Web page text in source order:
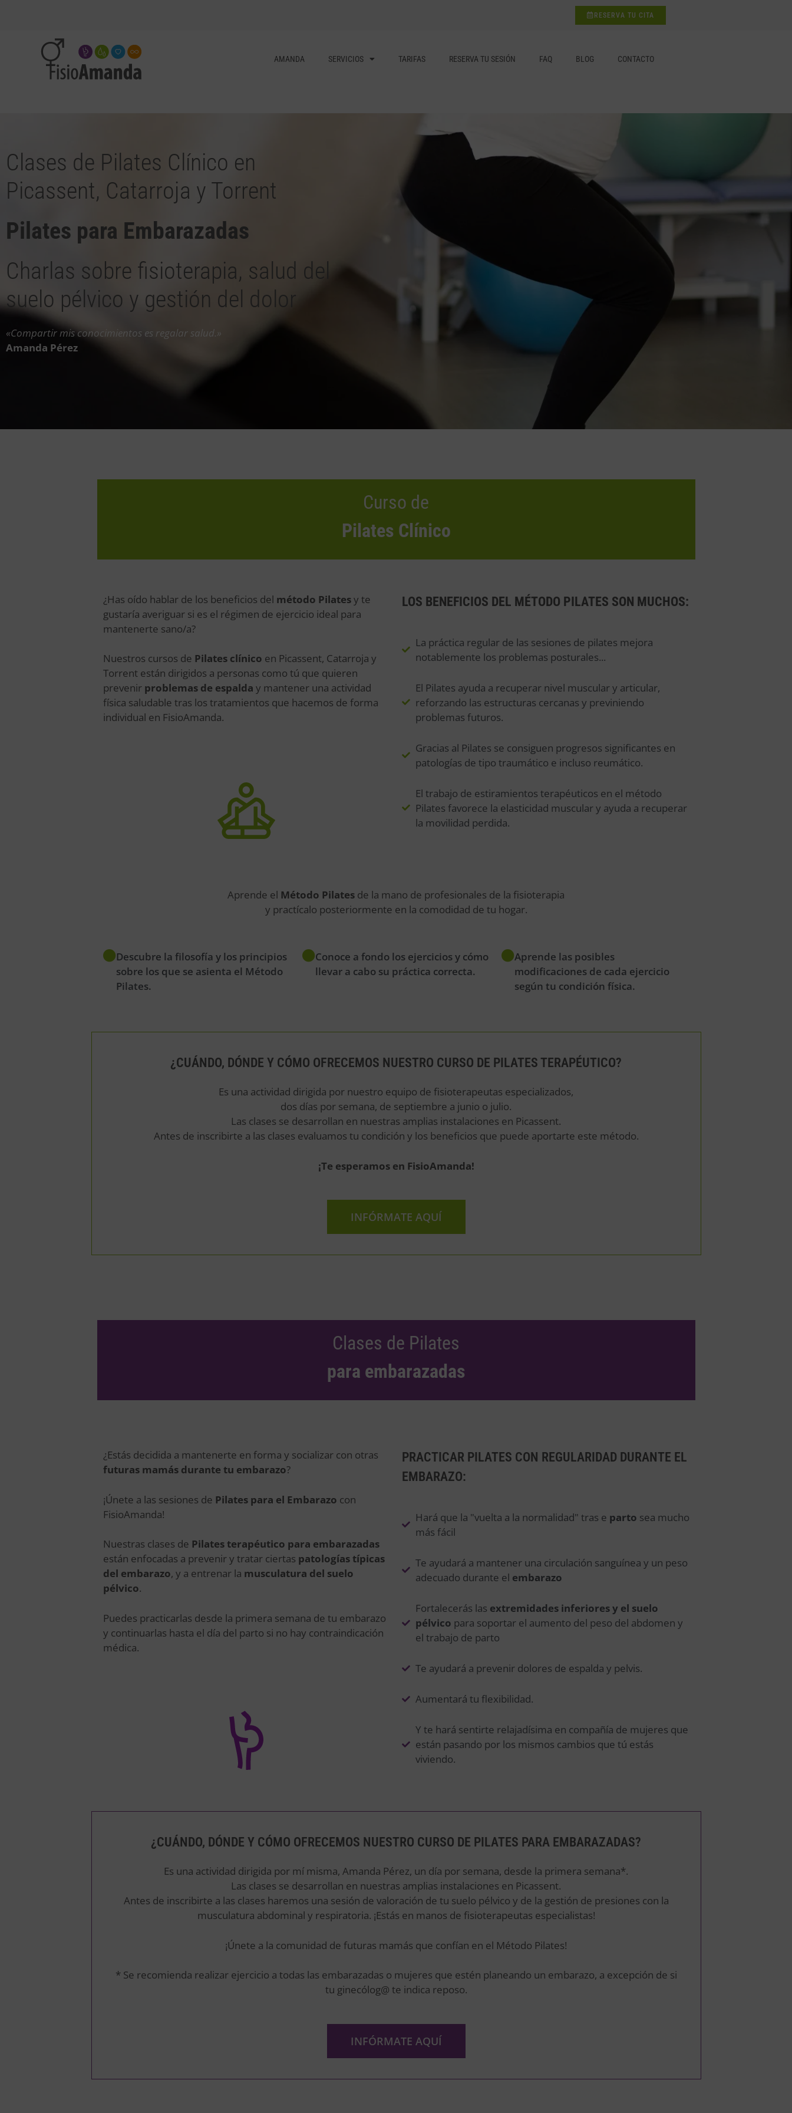
RESERVA TU CITA
AMANDA SERVICIOS TARIFAS RESERVA TU SESIÓN FAQ BLOG CONTACTO
Clases de Pilates Clínico en
Picassent, Catarroja y Torrent
Pilates para Embarazadas
Charlas sobre fisioterapia, salud del
suelo pélvico y gestión del dolor
«Compartir mis conocimientos es regalar salud.»
Amanda Pérez
Curso de
Pilates Clínico
¿Has oído hablar de los beneficios del método Pilatesy te
gustaría averiguar si es el régimen de ejercicio ideal para
mantenerte sano/a?
Nuestros cursos de Pilates clínico en Picassent, Catarroja y
Torrent están dirigidos a personas como tú que quieren
prevenir problemas de espalda y mantener una actividad
física saludable tras los tratamientos que hacemos de forma
individual en FisioAmanda.
LOS BENEFICIOS DEL MÉTODO PILATES SON MUCHOS:
La práctica regular de las sesiones de pilates mejora
notablemente los problemas posturales...
El Pilates ayuda a recuperar nivel muscular y articular,
reforzando las estructuras cercanas y previniendo
problemas futuros.
Gracias al Pilates se consiguen progresos significantes en
patologías de tipo traumático e incluso reumático.
El trabajo de estiramientos terapéuticos en el método
Pilates favorece la elasticidad muscular y ayuda a recuperar
la movilidad perdida.
Aprende el Método Pilates de la mano de profesionales de la fisioterapia
y practícalo posteriormente en la comodidad de tu hogar.
Descubre la filosofía y los principios
sobre los que se asienta el Método
Pilates.
Conoce a fondo los ejercicios y cómo
llevar a cabo su práctica correcta.
Aprende las posibles
modificaciones de cada ejercicio
según tu condición física.
¿CUÁNDO, DÓNDE Y CÓMO OFRECEMOS NUESTRO CURSO DE PILATES TERAPÉUTICO?
Es una actividad dirigida por nuestro equipo de fisioterapeutas especializados,
dos días por semana, de septiembre a junio o julio.
Las clases se desarrollan en nuestras amplias instalaciones en Picassent.
Antes de inscribirte a las clases evaluamos tu condición y los beneficios que puede aportarte este método.
¡Te esperamos en FisioAmanda!
INFÓRMATE AQUÍ
Clases de Pilates
para embarazadas
¿Estás decidida a mantenerte en forma y socializar con otras
futuras mamás durante tu embarazo?
¡Únete a las sesiones de Pilates para el Embarazo con
FisioAmanda!
Nuestras clases de Pilates terapéutico para embarazadas
están enfocadas a prevenir y tratar ciertas patologías típicas
del embarazo, y a entrenar la musculatura del suelo
pélvico.
Puedes practicarlas desde la primera semana de tu embarazo
y continuarlas hasta el día del parto si no hay contraindicación
médica.
PRACTICAR PILATES CON REGULARIDAD DURANTE EL
EMBARAZO:
Hará que la "vuelta a la normalidad" tras e parto sea mucho
más fácil
Te ayudará a mantener una circulación sanguínea y un peso
adecuado durante el embarazo
Fortalecerás las extremidades inferiores y el suelo
pélvico para soportar el aumento del peso del abdomen y
el trabajo de parto
Te ayudará a prevenir dolores de espalda y pelvis.
Aumentará tu flexibilidad.
Y te hará sentirte relajadísima en compañía de mujeres que
están pasando por los mismos cambios que tú estás
viviendo.
¿CUÁNDO, DÓNDE Y CÓMO OFRECEMOS NUESTRO CURSO DE PILATES PARA EMBARAZADAS?
Es una actividad dirigida por mí misma, Amanda Pérez, un día por semana, desde la primera semana*.
Las clases se desarrollan en nuestras amplias instalaciones en Picassent.
Antes de inscribirte a las clases haremos una sesión de valoración de tu suelo pélvico y de la gestión de presiones con la
musculatura abdominal y respiratoria. ¡Estás en manos de fisioterapeutas especialistas!
¡Únete a la comunidad de futuras mamás que confían en el Método Pilates!
* Se recomienda realizar ejercicio a todas las embarazadas o mujeres que estén planeando un embarazo, a excepción de si
tu ginecólog@ te indica reposo.
INFÓRMATE AQUÍ